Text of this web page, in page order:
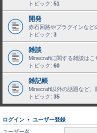
トピック: 51
開発
赤石回路やプラグインなど
トピック: 3
雑談
Minecraftに関する雑談はこ
トピック: 60
雑記帳
Minecraft以外の話題など、
トピック: 35
ログイン • ユーザー登録
ユーザー名: